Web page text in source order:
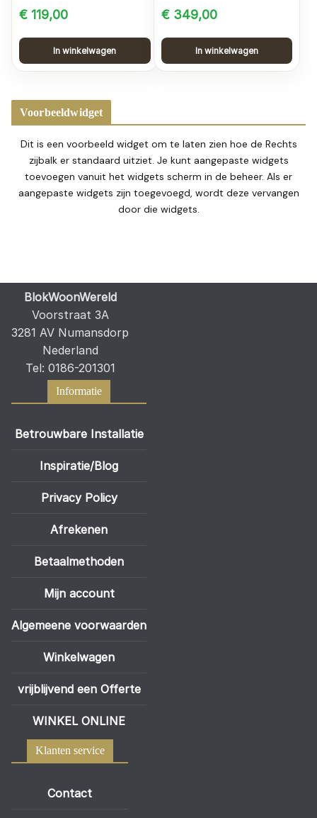
€ 119,00
In winkelwagen
€349,00
In winkelwagen
Voorbeeldwidget
Dit is een voorbeeld widget om te laten zien hoe de Rechts
zijbalk er standaard uitziet. Je kunt aangepaste widgets
toevoegen vanuit het widgets scherm in de beheer. Als er
aangepaste widgets zijn toegevoegd, wordt deze vervangen
door die widgets.
BlokWoonWereld
Voorstraat 3A
3281 AV Numansdorp
Nederland
Tel: 0186-201301
Informatie
Betrouwbare Installatie
Inspiratie/Blog
Privacy Policy
Afrekenen
Betaalmethoden
Mijn account
Algemeene voorwaarden
Winkelwagen
vrijblijvend een Offerte
WINKEL ONLINE
Klanten service
Contact